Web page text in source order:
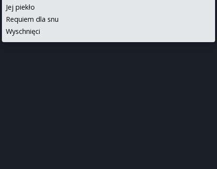
Jej piekło
Requiem dla snu
Wyschnięci